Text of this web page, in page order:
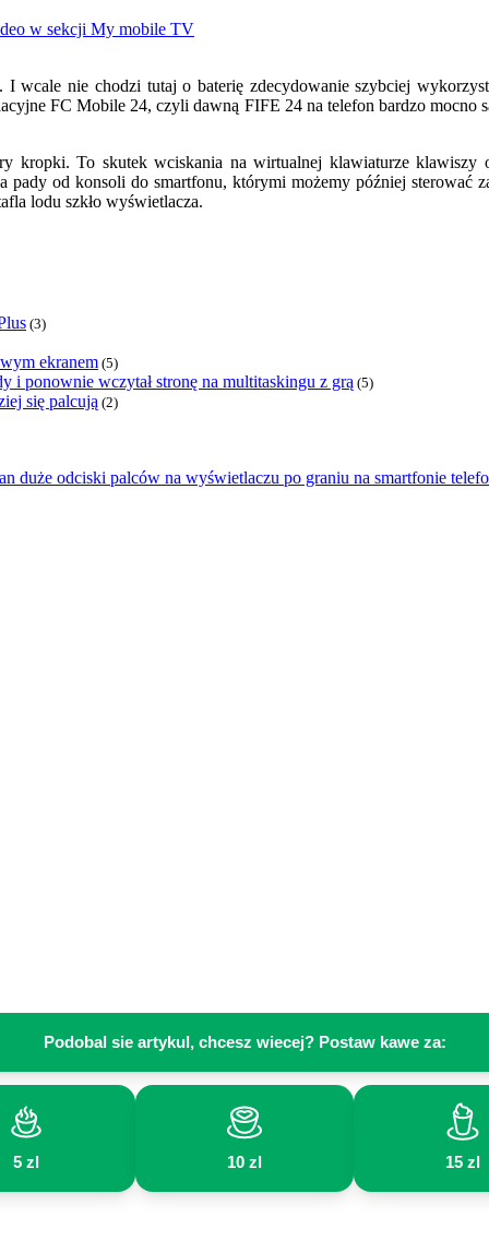
I wcale nie chodzi tutaj o baterię zdecydowanie szybciej
FC Mobile 24, czyli dawną FIFE 24 na telefon bardzo
kropki. To skutek wciskania na wirtualnej klawiaturze klawiszy
od konsoli do smartfonu, którymi możemy później sterować
lodu szkło wyświetlacza.
(3)
ekranem (5)
ponownie wczytał stronę na multitaskingu z grą (5)
się palcują (2)
duże odciski palców na wyświetlaczu po graniu na smartfonie
Podobal sie artykul, chcesz wiecej? Postaw kawe za:
5 zl 10 zl 15 zl